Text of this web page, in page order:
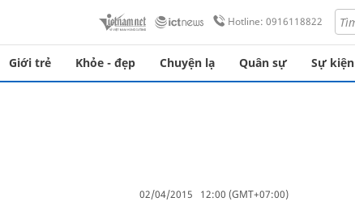
Hotline: 0916118822
Giới trẻ Khỏe - đẹp Chuyện lạ Quân sự Sự kiện
02/04/2015 12:00 (GMT+07:00)